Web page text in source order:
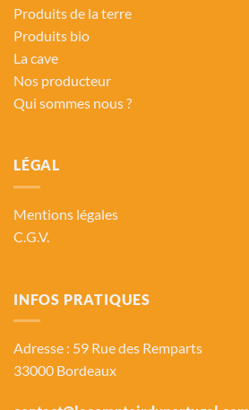
Produits de la terre
Produits bio
La cave
Nos producteur
Qui sommes nous ?
LÉGAL
Mentions légales
C.G.V.
INFOS PRATIQUES
Adresse : 59 Rue des Remparts
33000 Bordeaux